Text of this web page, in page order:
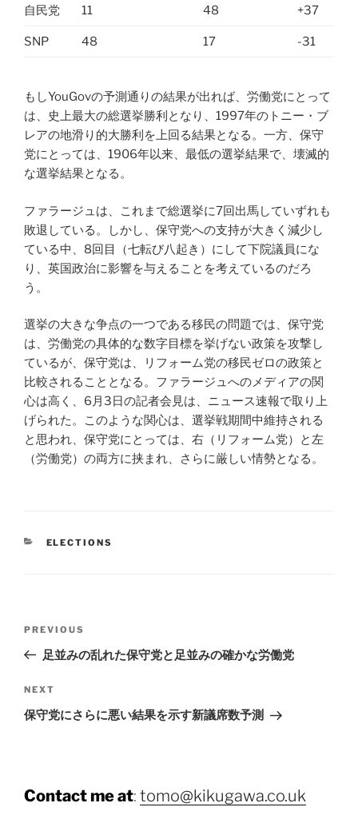
自民党 11 48 +37
SNP 48 17 -31
もしYouGovの予測通りの結果が出れば、労働党にとって
は、史上最大の総選挙勝利となり、1997年のトニー・ブ
レアの地滑り的大勝利を上回る結果となる。一方、保守
党にとっては、1906年以来、最低の選挙結果で、壊滅的
な選挙結果となる。
ファラージュは、これまで総選挙に7回出馬していずれも
敗退している。しかし、保守党への支持が大きく減少し
ている中、8回目（七転び八起き）にして下院議員にな
り、英国政治に影響を与えることを考えているのだろ
う。
選挙の大きな争点の一つである移民の問題では、保守党
は、労働党の具体的な数字目標を挙げない政策を攻撃し
ているが、保守党は、リフォーム党の移民ゼロの政策と
比較されることとなる。ファラージュへのメディアの関
心は高く、6月3日の記者会見は、ニュース速報で取り上
げられた。このような関心は、選挙戦期間中維持される
と思われ、保守党にとっては、右（リフォーム党）と左
（労働党）の両方に挟まれ、さらに厳しい情勢となる。
CATEGORIES
ELECTIONS
Previous
Post
PREVIOUS
足並みの乱れた保守党と足並みの確かな労働党
Next
Post
NEXT
保守党にさらに悪い結果を示す新議席数予測
Contact me at: tomo@kikugawa.co.uk